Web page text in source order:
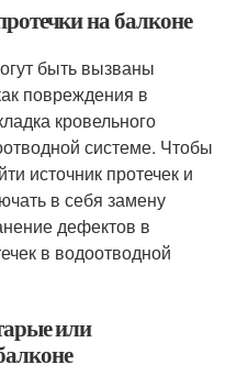
на балконе
быть вызваны
повреждения в
кровельного
системе. Чтобы
источник протечек и
в себя замену
дефектов в
в водоотводной
или